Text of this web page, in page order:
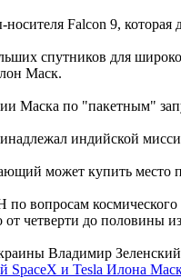
носителя Falcon 9,
спутников для
Маск.
Маска по "пакетным"
индийской
может купить место
вопросам космического
от четверти до половины
Владимир Зеленский
SpaceX и Tesla Илона